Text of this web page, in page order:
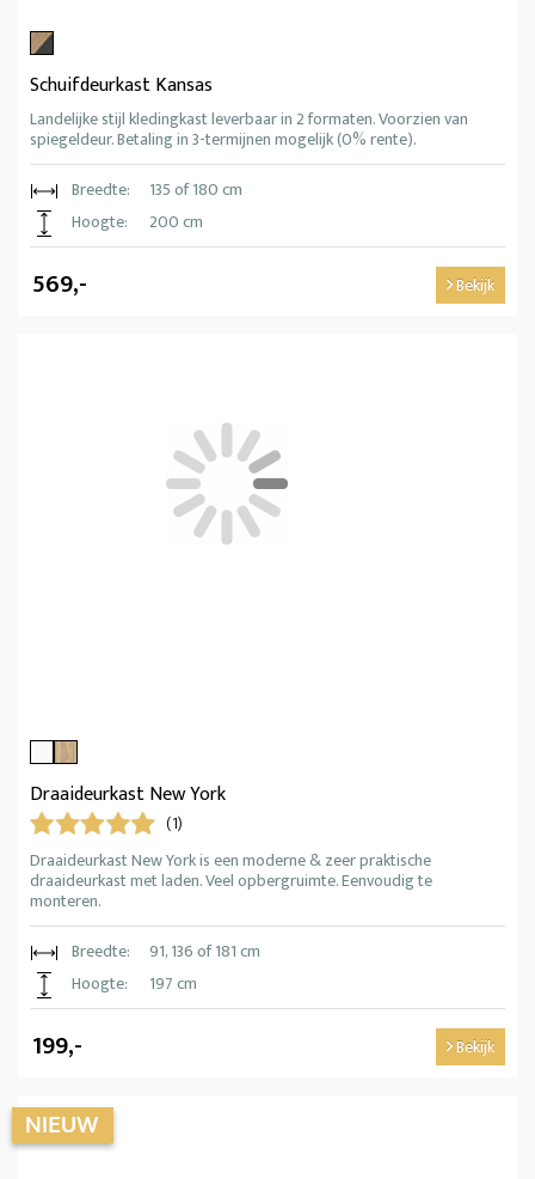
Schuifdeurkast Kansas
Landelijke stijl kledingkast leverbaar in 2 formaten. Voorzien van
spiegeldeur. Betaling in 3-termijnen mogelijk (0% rente).
Breedte:
135 of 180 cm
Hoogte:
200 cm
569,- Bekijk
Draaideurkast New York
(1)
Draaideurkast New York is een moderne & zeer praktische
draaideurkast met laden. Veel opbergruimte. Eenvoudig te
monteren.
Breedte:
91, 136 of 181 cm
Hoogte:
197 cm
199,- Bekijk